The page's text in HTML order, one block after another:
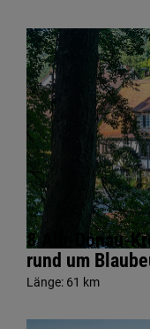
8 Alb-Donau-
rund um
Länge: 61 km